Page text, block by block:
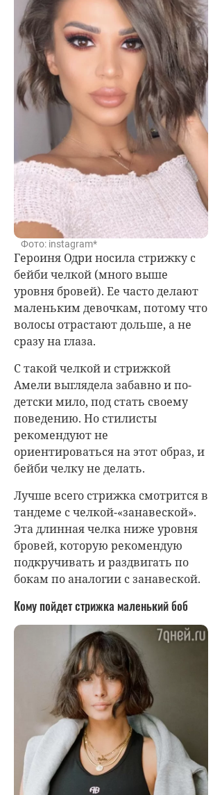
Фото: instagram*
Героиня Одри носила стрижку с
бейби челкой (много выше
уровня бровей). Ее часто делают
маленьким девочкам, потому что
волосы отрастают дольше, а не
сразу на глаза.
С такой челкой и стрижкой
Амели выглядела забавно и по-
детски мило, под стать своему
поведению. Но стилисты
рекомендуют не
ориентироваться на этот образ, и
бейби челку не делать.
Лучше всего стрижка смотрится в
тандеме с челкой-«занавеской».
Эта длинная челка ниже уровня
бровей, которую рекомендую
подкручивать и раздвигать по
бокам по аналогии с занавеской.
Кому пойдет стрижка маленький боб